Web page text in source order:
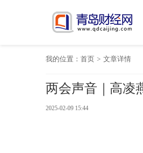
我的位置： 首页 > 文章详情
两会声音｜高凌
2025-02-09 15:44